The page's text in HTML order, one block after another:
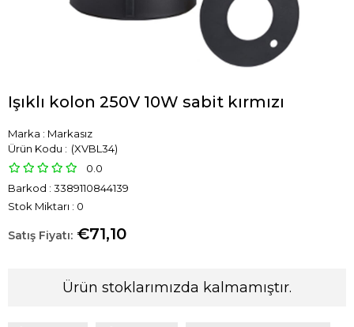
Işıklı kolon 250V 10W sabit kırmızı
Marka : Markasız
(XVBL34)
0.0
Barkod : 3389110844139
Stok Miktarı : 0
€71,10
Ürün stoklarımızda kalmamıştır.